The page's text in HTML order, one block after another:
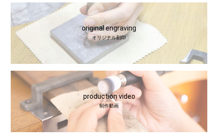
original engraving
オリジナル刻印
production video
制作動画